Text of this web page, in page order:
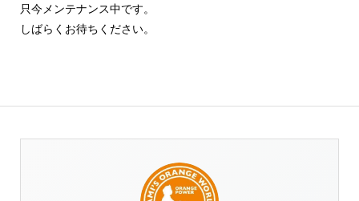
只今メンテナンス中です。
しばらくお待ちください。